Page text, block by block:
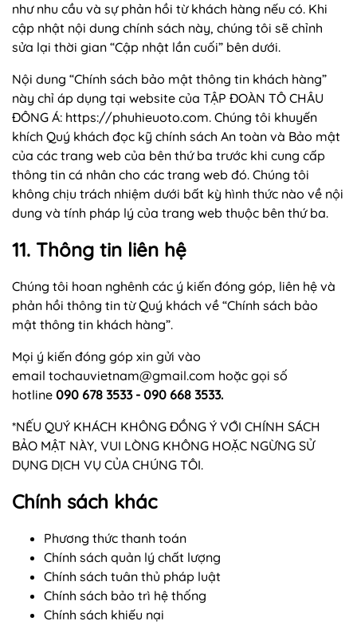
như nhu cầu và sự phản hồi từ khách hàng nếu có. Khi
cập nhật nội dung chính sách này, chúng tôi sẽ chỉnh
sửa lại thời gian “Cập nhật lần cuối” bên dưới.
Nội dung “Chính sách bảo mật thông tin khách hàng”
này chỉ áp dụng tại website của TẬP ĐOÀN TÔ CHÂU
ĐÔNG Á: https://phuhieuoto.com. Chúng tôi khuyến
khích Quý khách đọc kỹ chính sách An toàn và Bảo mật
của các trang web của bên thứ ba trước khi cung cấp
thông tin cá nhân cho các trang web đó. Chúng tôi
không chịu trách nhiệm dưới bất kỳ hình thức nào về nội
dung và tính pháp lý của trang web thuộc bên thứ ba.
11. Thông tin liên hệ
Chúng tôi hoan nghênh các ý kiến đóng góp, liên hệ và
phản hồi thông tin từ Quý khách về “Chính sách bảo
mật thông tin khách hàng”.
Mọi ý kiến đóng góp xin gửi vào
email tochauvietnam@gmail.com hoặc gọi số
hotline 090 678 3533 - 090 668 3533.
*NẾU QUÝ KHÁCH KHÔNG ĐỒNG Ý VỚI CHÍNH SÁCH
BẢO MẬT NÀY, VUI LÒNG KHÔNG HOẶC NGỪNG SỬ
DỤNG DỊCH VỤ CỦA CHÚNG TÔI.
Chính sách khác
Phương thức thanh toán
Chính sách quản lý chất lượng
Chính sách tuân thủ pháp luật
Chính sách bảo trì hệ thống
Chính sách khiếu nại